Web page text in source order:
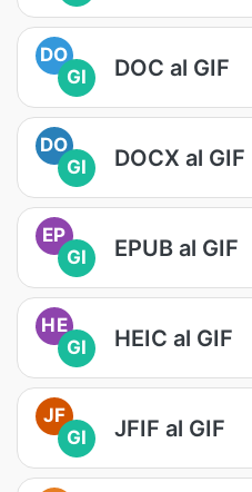
DO
GI
DOC al GIF
DO
GI
DOCX al GIF
EP
GI
EPUB al GIF
HE
GI
HEIC al GIF
JF
GI
JFIF al GIF